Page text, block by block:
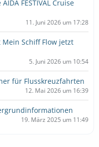
FESTIVAL Cruise
11. Juni 2026 um 17:28
Schiff Flow jetzt
5. Juni 2026 um 10:54
für Flusskreuzfahrten
12. Mai 2026 um 16:39
19. März 2025 um 11:49